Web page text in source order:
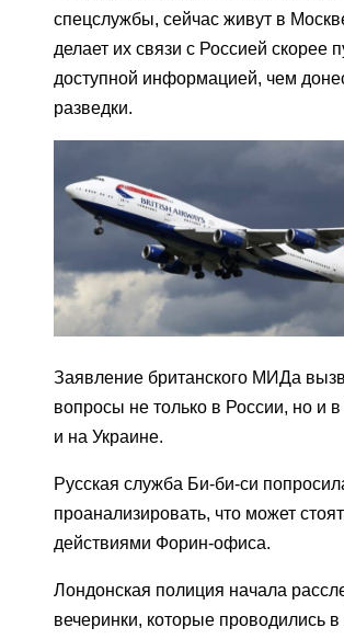
спецслужбы, сейчас живут в
делает их связи с Россией скорее
доступной информацией, чем
разведки.
Заявление британского МИДа
вопросы не только в России, но и
и на Украине.
Русская служба Би-би-си
проанализировать, что может
действиями Форин-офиса.
Лондонская полиция начала
вечеринки, которые проводились